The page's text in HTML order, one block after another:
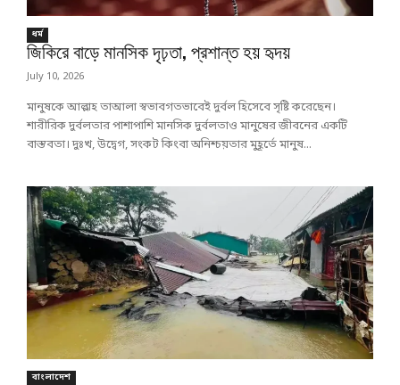
ধর্ম
জিকিরে বাড়ে মানসিক দৃঢ়তা, প্রশান্ত হয় হৃদয়
July 10, 2026
মানুষকে আল্লাহ তাআলা স্বভাবগতভাবেই দুর্বল হিসেবে সৃষ্টি করেছেন।
শারীরিক দুর্বলতার পাশাপাশি মানসিক দুর্বলতাও মানুষের জীবনের একটি
বাস্তবতা। দুঃখ, উদ্বেগ, সংকট কিংবা অনিশ্চয়তার মুহূর্তে মানুষ...
বাংলাদেশ